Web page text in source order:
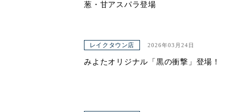
葱・甘アスパラ登場
レイクタウン店 2026年03月24日
みよたオリジナル「黒の衝撃」登場！